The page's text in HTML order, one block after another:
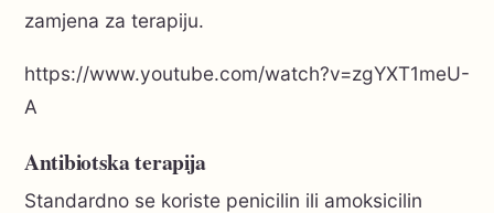
zamjena za terapiju.
https://www.youtube.com/watch?v=zgYXT1meU-
A
Antibiotska terapija
Standardno se koriste penicilin ili amoksicilin